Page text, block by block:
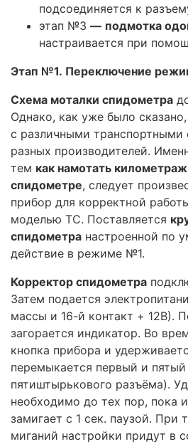
подсоединяется к
этап №3 — подмотка
настраивается при
Этап №1. Переключение
Схема моталки спидометра
Однако, как уже было
с различными транспортными
разных производителей.
тем как намотать
спидометре, следует
прибор для корректной
моделью ТС. Поставляется
спидометра настроенной по
действие в режиме №1.
Корректор спидометра
Затем подается
массы и 16-й контакт + 12В).
загорается индикатор. Во
кнопка прибора и
перемыкается первый и пятый
пятиштырькового разъёма).
необходимо до тех пор, пока
замигает с 1 сек. паузой. При
миганий настройки придут в